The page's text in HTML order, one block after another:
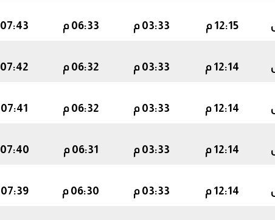
12:15 م 03:33 م 06:33 م 07:43 م
12:14 م 03:33 م 06:32 م 07:42 م
12:14 م 03:33 م 06:32 م 07:41 م
12:14 م 03:33 م 06:31 م 07:40 م
12:14 م 03:33 م 06:30 م 07:39 م